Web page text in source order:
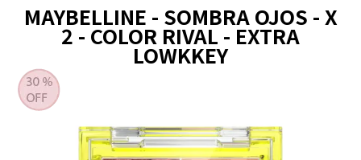
MAYBELLINE - SOMBRA OJOS - X
2 - COLOR RIVAL - EXTRA
LOWKKEY